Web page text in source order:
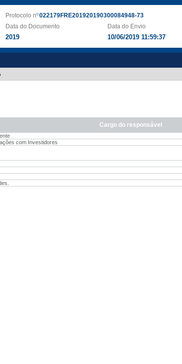
Protocolo nº022179FRE201920190300084948-73
Data do Documento
2019
Data do Envio
10/06/2019 11:59:37